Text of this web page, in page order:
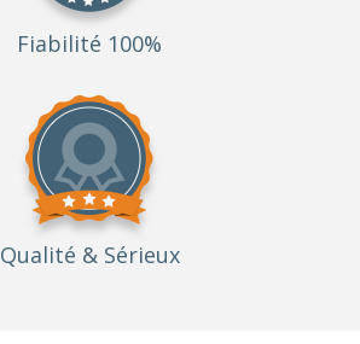
Fiabilité 100%
Qualité & Sérieux